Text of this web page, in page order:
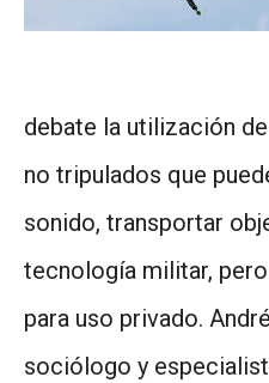
debate la utilización de
no tripulados que
sonido, transportar
tecnología militar,
para uso privado.
sociólogo y